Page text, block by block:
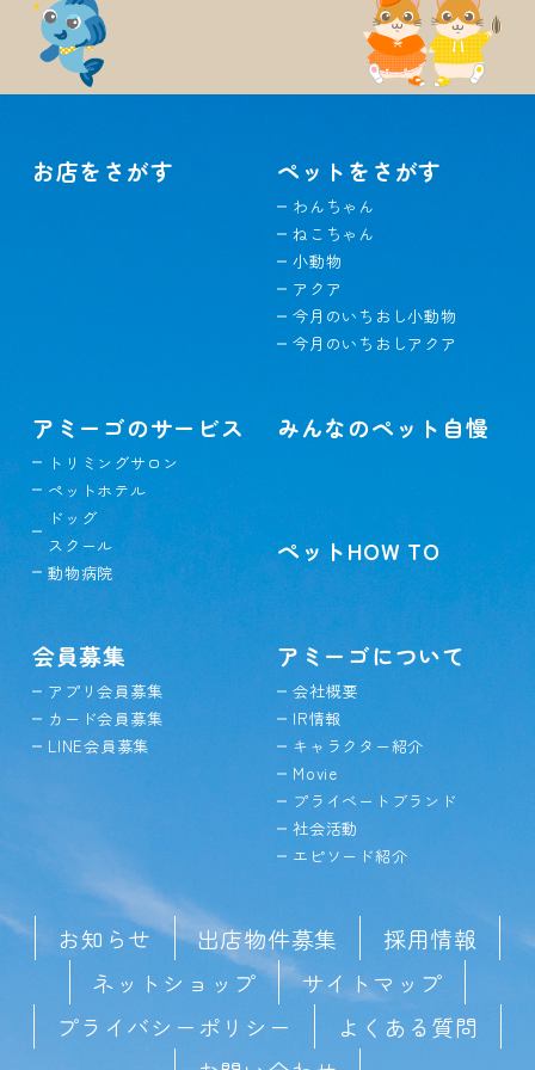
お店をさがす ペットをさがす
わんちゃん
ねこちゃん
小動物
アクア
今月のいちおし小動物
今月のいちおしアクア
アミーゴのサービス
トリミングサロン
ペットホテル
ドッグ
スクール
動物病院
みんなのペット自慢
ペットHOW TO
会員募集
アプリ会員募集
カード会員募集
LINE会員募集
アミーゴについて
会社概要
IR情報
キャラクター紹介
Movie
プライベートブランド
社会活動
エピソード紹介
お知らせ 出店物件募集
採用情報
ネットショップ
サイトマップ
プライバシーポリシー
よくある質問